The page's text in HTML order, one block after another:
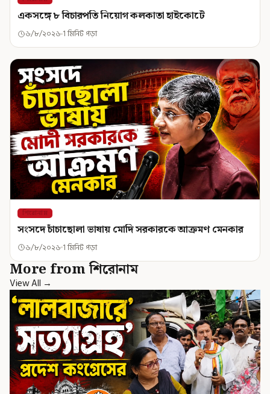
একসঙ্গে ৮ বিচারপতি নিয়োগ কলকাতা হাইকোর্টে
৬/৮/২০২৬ 1 মিনিট পড়া
শিরোনাম
সংসদে চাঁচাছোলা ভাষায় মোদি সরকারকে আক্রমণ মেনকার
৬/৮/২০২৬ 1 মিনিট পড়া
More from শিরোনাম
View All →